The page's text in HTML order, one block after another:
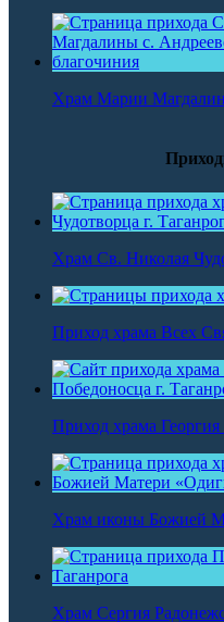
Храм Марии
Храм Св. Николая
Приход храма Всех
Приход храма
Храм иконы Божией
Храм Сергия